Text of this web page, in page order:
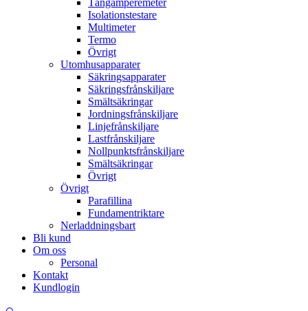
Isolationstestare
Multimeter
Termo
Övrigt
Utomhusapparater
Säkringsapparater
Säkringsfrånskiljare
Smältsäkringar
Jordningsfrånskiljare
Linjefrånskiljare
Lastfrånskiljare
Nollpunktsfrånskiljare
Smältsäkringar
Övrigt
Övrigt
Parafillina
Fundamentriktare
Nerladdningsbart
Bli kund
Om oss
Personal
Kontakt
Kundlogin